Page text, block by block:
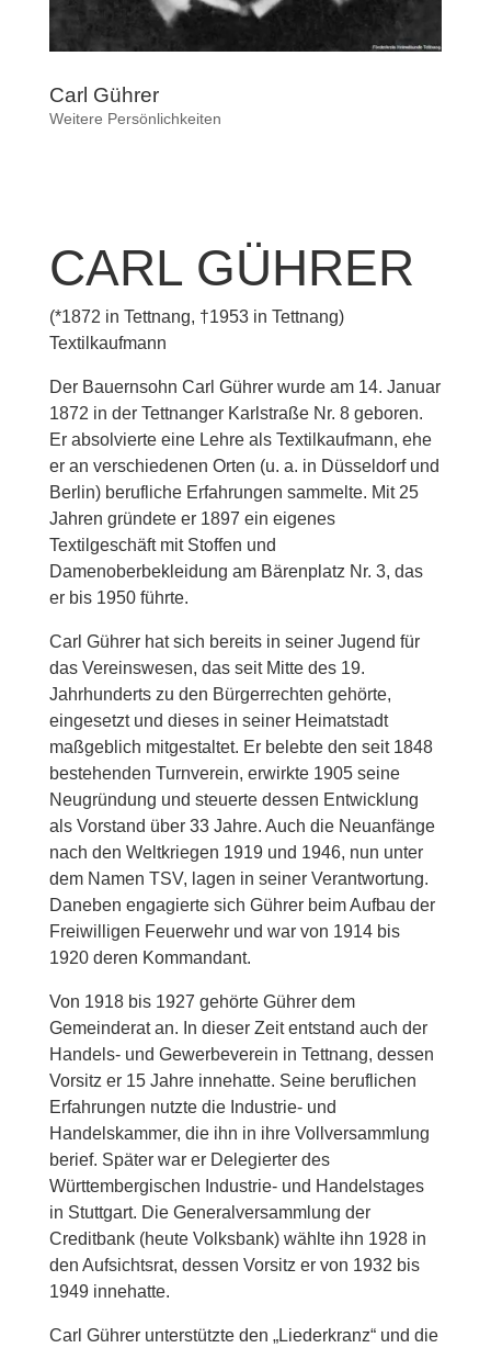
Carl Gührer
Weitere Persönlichkeiten
CARL GÜHRER
(*1872 in Tettnang, †1953 in Tettnang)
Textilkaufmann
Der Bauernsohn Carl Gührer wurde am 14. Januar
1872 in der Tettnanger Karlstraße Nr. 8 geboren.
Er absolvierte eine Lehre als Textilkaufmann, ehe
er an verschiedenen Orten (u. a. in Düsseldorf und
Berlin) berufliche Erfahrungen sammelte. Mit 25
Jahren gründete er 1897 ein eigenes
Textilgeschäft mit Stoffen und
Damenoberbekleidung am Bärenplatz Nr. 3, das
er bis 1950 führte.
Carl Gührer hat sich bereits in seiner Jugend für
das Vereinswesen, das seit Mitte des 19.
Jahrhunderts zu den Bürgerrechten gehörte,
eingesetzt und dieses in seiner Heimatstadt
maßgeblich mitgestaltet. Er belebte den seit 1848
bestehenden Turnverein, erwirkte 1905 seine
Neugründung und steuerte dessen Entwicklung
als Vorstand über 33 Jahre. Auch die Neuanfänge
nach den Weltkriegen 1919 und 1946, nun unter
dem Namen TSV, lagen in seiner Verantwortung.
Daneben engagierte sich Gührer beim Aufbau der
Freiwilligen Feuerwehr und war von 1914 bis
1920 deren Kommandant.
Von 1918 bis 1927 gehörte Gührer dem
Gemeinderat an. In dieser Zeit entstand auch der
Handels- und Gewerbeverein in Tettnang, dessen
Vorsitz er 15 Jahre innehatte. Seine beruflichen
Erfahrungen nutzte die Industrie- und
Handelskammer, die ihn in ihre Vollversammlung
berief. Später war er Delegierter des
Württembergischen Industrie- und Handelstages
in Stuttgart. Die Generalversammlung der
Creditbank (heute Volksbank) wählte ihn 1928 in
den Aufsichtsrat, dessen Vorsitz er von 1932 bis
1949 innehatte.
Carl Gührer unterstützte den „Liederkranz“ und die